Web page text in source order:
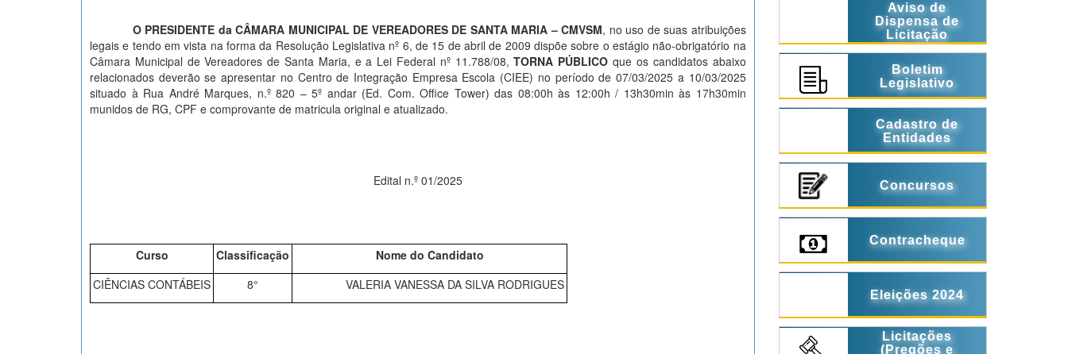
O PRESIDENTE da CÂMARA MUNICIPAL DE VEREADORES DE SANTA MARIA – CMVSM, no uso de suas atribuições
legais e tendo em vista na forma da Resolução Legislativa nº 6, de 15 de abril de 2009 dispõe sobre o estágio não-obrigatório na
Câmara Municipal de Vereadores de Santa Maria, e a Lei Federal nº 11.788/08,TORNA PÚBLICO que os candidatos abaixo
relacionados deverão se apresentar no Centro de Integração Empresa Escola (CIEE) no período de 07/03/2025 a 10/03/2025
situado à Rua André Marques, n.º 820 – 5º andar (Ed. Com. Office Tower) das 08:00h às 12:00h / 13h30min às 17h30min
munidos de RG, CPF e comprovante de matricula original e atualizado.
Edital n.º 01/2025
Curso Classificação
Nome do Candidato
CIÊNCIAS CONTÁBEIS
8° VALERIA VANESSA DA SILVA RODRIGUES
Aviso de
Dispensa de
Licitação
Boletim
Legislativo
Cadastro de
Entidades
Concursos
Contracheque
Eleições 2024
Licitações
(Pregões e